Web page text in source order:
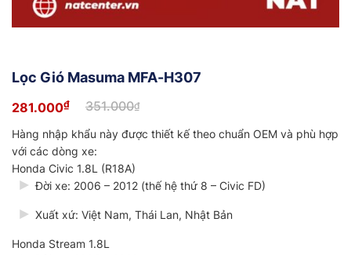
Lọc Gió Masuma MFA-H307
351.000₫
Giá
là:
351.000₫.
281.000₫
Giá
tại
là:
281.000₫.
Hàng nhập khẩu này được thiết kế theo chuẩn OEM và phù hợp
với các dòng xe:
Honda Civic 1.8L (R18A)
Đời xe: 2006 – 2012 (thế hệ thứ 8 – Civic FD)
Xuất xứ: Việt Nam, Thái Lan, Nhật Bản
Honda Stream 1.8L